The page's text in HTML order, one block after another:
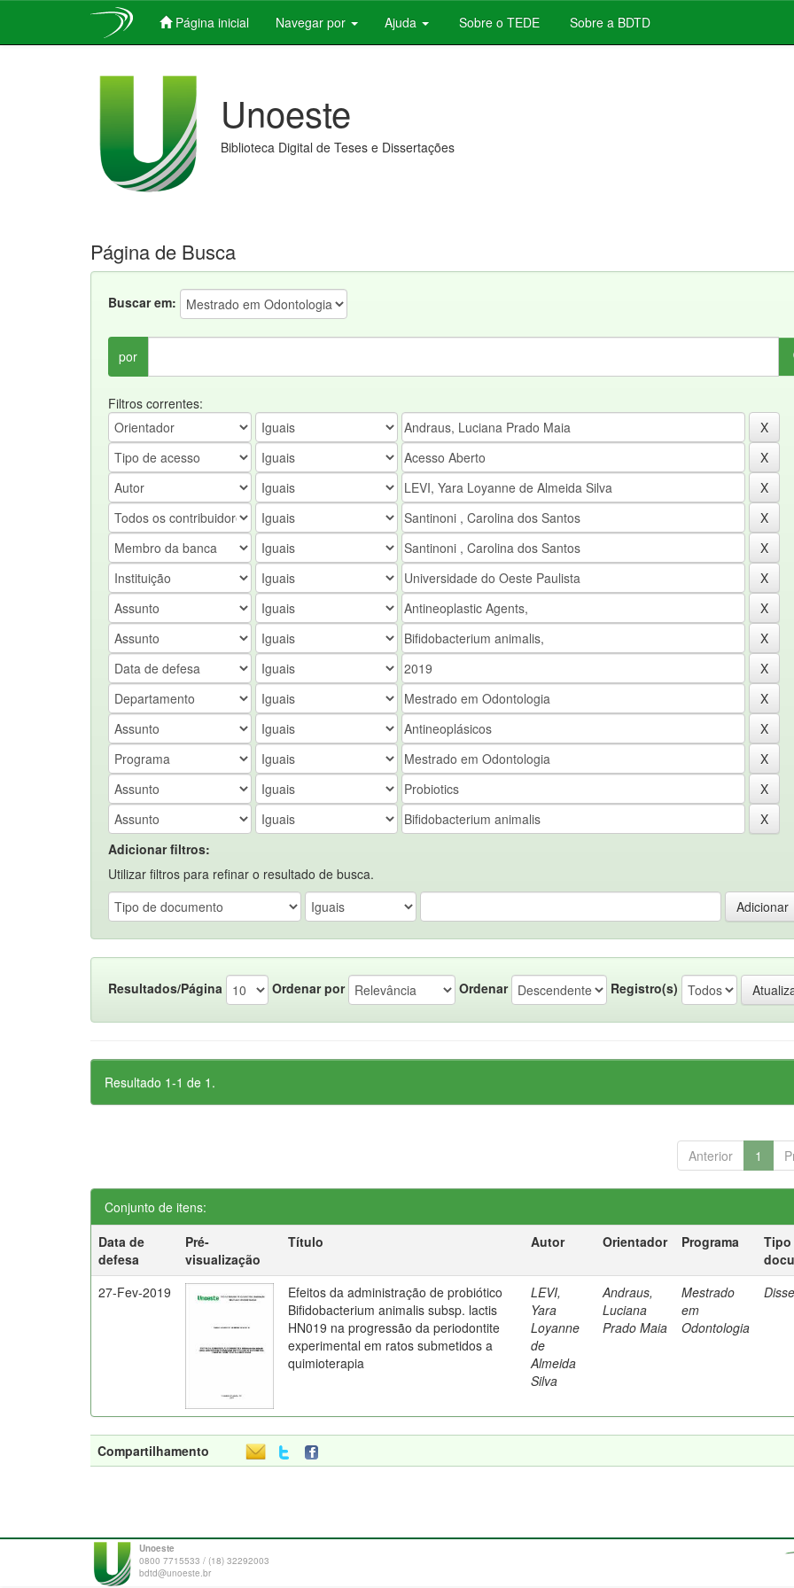
Página inicial Navegar por Ajuda Sobre o TEDE Sobre a BDTD
Unoeste
Biblioteca Digital de Teses e Dissertações
Página de Busca
Buscar em:
por
Filtros correntes:
Adicionar filtros:
Utilizar filtros para refinar o resultado de busca.
Resultados/Página Ordenar por Ordenar Registro(s)
Resultado 1-1 de 1.
Anterior 1
Conjunto de itens:
Data de
defesa
Pré-
visualização
Título Autor Orientador Programa
Tipo
27-Fev-2019
Efeitos da administração de probiótico
Bifidobacterium animalis subsp. lactis
HN019 na progressão da periodontite
experimental em ratos submetidos a
quimioterapia
LEVI,
Yara
Loyanne
de
Almeida
Silva
Andraus,
Luciana
Prado Maia
Mestrado
em
Odontologia
Compartilhamento
Unoeste
0800 7715533 / (18) 32292003
bdtd@unoeste.br